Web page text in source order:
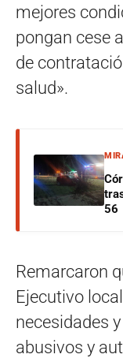
mejores
pongan cese
de
salud».
56
Remarcaron
Ejecutivo
necesidades
abusivos y